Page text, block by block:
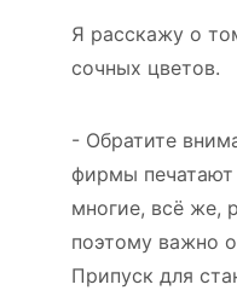
Я расскажу о
сочных цветов.
- Обратите
фирмы печатают
многие, всё же,
поэтому важно
Припуск для